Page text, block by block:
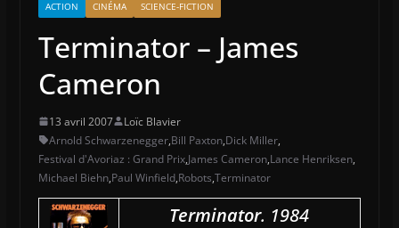
ACTION CINÉMA SCIENCE-FICTION
Terminator – James
Cameron
13 avril 2007
Loïc Blavier
Arnold Schwarzenegger,Bill Paxton,Dick Miller,
Festival d'Avoriaz : Grand Prix,James Cameron,Lance Henriksen,
Michael Biehn,Paul Winfield,Robots,Terminator
Terminator. 1984